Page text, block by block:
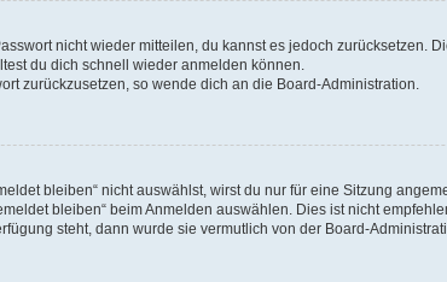
nicht wieder mitteilen, du kannst es jedoch zurücksetzen.
du dich schnell wieder anmelden können.
zurückzusetzen, so wende dich an die Board-Administration.
bleiben“ nicht auswählst, wirst du nur für eine Sitzung
bleiben“ beim Anmelden auswählen. Dies ist nicht
steht, dann wurde sie vermutlich von der Board-